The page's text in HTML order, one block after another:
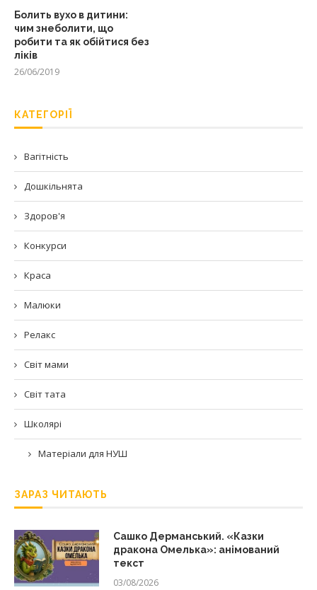
Болить вухо в дитини:
чим знеболити, що
робити та як обійтися без
ліків
26/06/2019
КАТЕГОРІЇ
Вагітність
Дошкільнята
Здоров'я
Конкурси
Краса
Малюки
Релакс
Світ мами
Світ тата
Школярі
Матеріали для НУШ
ЗАРАЗ ЧИТАЮТЬ
Сашко Дерманський. «Казки
дракона Омелька»: анімований
текст
03/08/2026